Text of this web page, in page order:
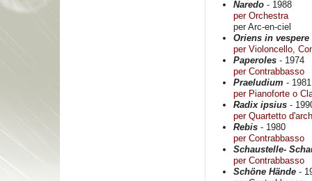
Naredo - 1988
per Orchestra
per Arc-en-ciel
Oriens in vespere
per Violoncello,
Paperoles - 1974
per Contrabbasso
Praeludium - 1981
per Pianoforte o
Radix ipsius -
per Quartetto
Rebis - 1980
per Contrabbasso
Schaustelle-
per Contrabbasso
Schöne Hände -